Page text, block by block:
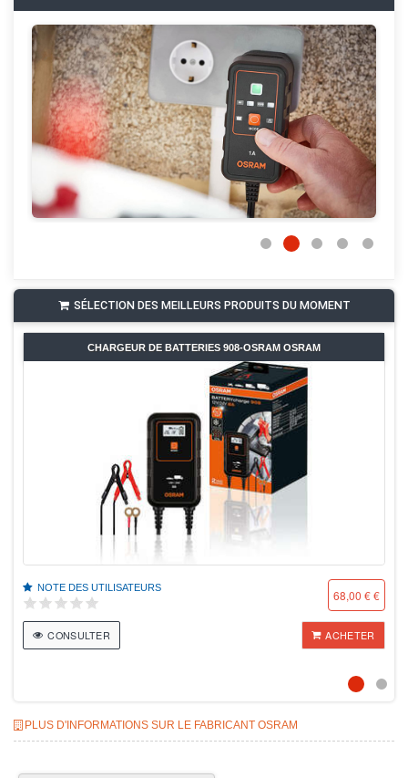
SÉLECTION DES MEILLEURS PRODUITS DU MOMENT
CHARGEUR DE BATTERIES 908-OSRAM OSRAM
NOTE DES UTILISATEURS 68,00 € €
CONSULTER ACHETER
PLUS D'INFORMATIONS SUR LE FABRICANT OSRAM